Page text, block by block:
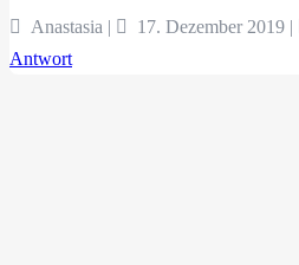
Anastasia | 17. Dezember 2019 |
Antwort